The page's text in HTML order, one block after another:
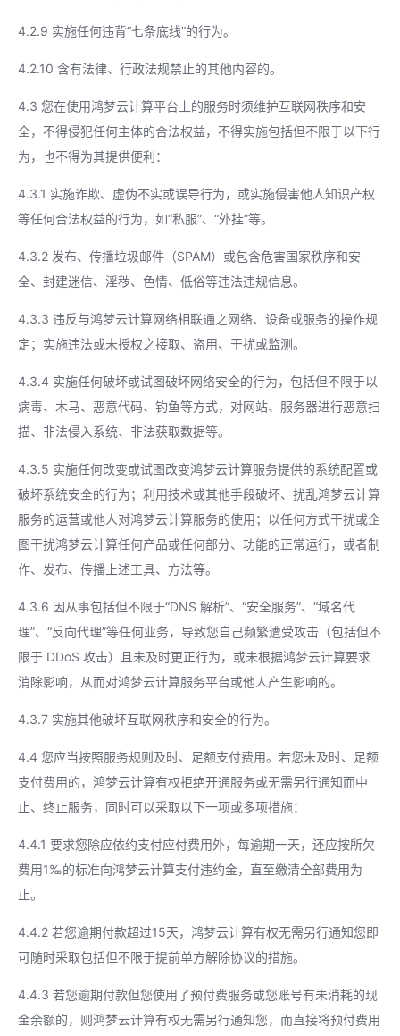
4.2.9 实施任何违背“七条底线”的行为。
4.2.10 含有法律、行政法规禁止的其他内容的。
4.3 您在使用鸿梦云计算平台上的服务时须维护互联网秩序和安
全，不得侵犯任何主体的合法权益，不得实施包括但不限于以下行
为，也不得为其提供便利：
4.3.1 实施诈欺、虚伪不实或误导行为，或实施侵害他人知识产权
等任何合法权益的行为，如“私服”、“外挂”等。
4.3.2 发布、传播垃圾邮件（SPAM）或包含危害国家秩序和安
全、封建迷信、淫秽、色情、低俗等违法违规信息。
4.3.3 违反与鸿梦云计算网络相联通之网络、设备或服务的操作规
定；实施违法或未授权之接取、盗用、干扰或监测。
4.3.4 实施任何破坏或试图破坏网络安全的行为，包括但不限于以
病毒、木马、恶意代码、钓鱼等方式，对网站、服务器进行恶意扫
描、非法侵入系统、非法获取数据等。
4.3.5 实施任何改变或试图改变鸿梦云计算服务提供的系统配置或
破坏系统安全的行为；利用技术或其他手段破坏、扰乱鸿梦云计算
服务的运营或他人对鸿梦云计算服务的使用；以任何方式干扰或企
图干扰鸿梦云计算任何产品或任何部分、功能的正常运行，或者制
作、发布、传播上述工具、方法等。
4.3.6 因从事包括但不限于“DNS 解析”、“安全服务”、“域名代
理”、“反向代理”等任何业务，导致您自己频繁遭受攻击（包括但不
限于 DDoS 攻击）且未及时更正行为，或未根据鸿梦云计算要求
消除影响，从而对鸿梦云计算服务平台或他人产生影响的。
4.3.7 实施其他破坏互联网秩序和安全的行为。
4.4 您应当按照服务规则及时、足额支付费用。若您未及时、足额
支付费用的，鸿梦云计算有权拒绝开通服务或无需另行通知而中
止、终止服务，同时可以采取以下一项或多项措施：
4.4.1 要求您除应依约支付应付费用外，每逾期一天，还应按所欠
费用1‰的标准向鸿梦云计算支付违约金，直至缴清全部费用为
止。
4.4.2 若您逾期付款超过15天，鸿梦云计算有权无需另行通知您即
可随时采取包括但不限于提前单方解除协议的措施。
4.4.3 若您逾期付款但您使用了预付费服务或您账号有未消耗的现
金余额的，则鸿梦云计算有权无需另行通知您，而直接将预付费用